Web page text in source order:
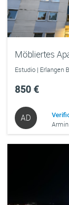
Estudio | Erlangen
850 €
AD